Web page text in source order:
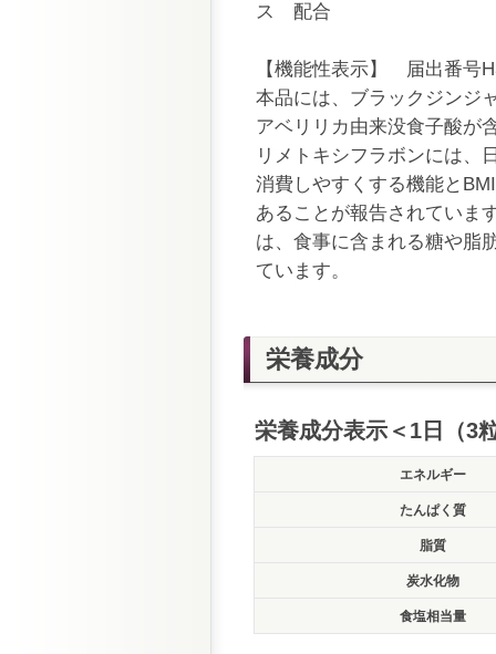
ス 配合
【機能性表示】 届出番号
本品には、ブラックジンジ
アベリリカ由来没食子酸が
リメトキシフラボンには、
消費しやすくする機能と
あることが報告されていま
は、食事に含まれる糖や脂
ています。
栄養成分
栄養成分表示＜1日（3
エネルギー
たんぱく質
脂質
炭水化物
食塩相当量